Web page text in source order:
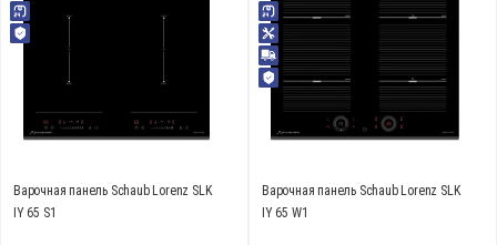
Высота, см
Варочная панель Schaub Lorenz SLK
IY 65 S1
Варочная панель Schaub Lorenz SLK
IY 65 W1